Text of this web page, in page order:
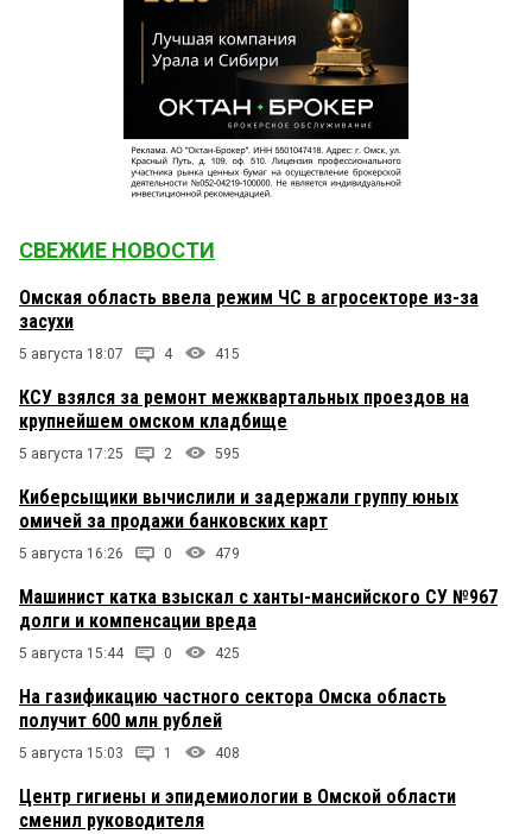
СВЕЖИЕ НОВОСТИ
Омская область ввела режим ЧС в агросекторе из-за
засухи
5 августа 18:07 4 415
КСУ взялся за ремонт межквартальных проездов на
крупнейшем омском кладбище
5 августа 17:25 2 595
Киберсыщики вычислили и задержали группу юных
омичей за продажи банковских карт
5 августа 16:26 0 479
Машинист катка взыскал с ханты-мансийского СУ №967
долги и компенсации вреда
5 августа 15:44 0 425
На газификацию частного сектора Омска область
получит 600 млн рублей
5 августа 15:03 1 408
Центр гигиены и эпидемиологии в Омской области
сменил руководителя